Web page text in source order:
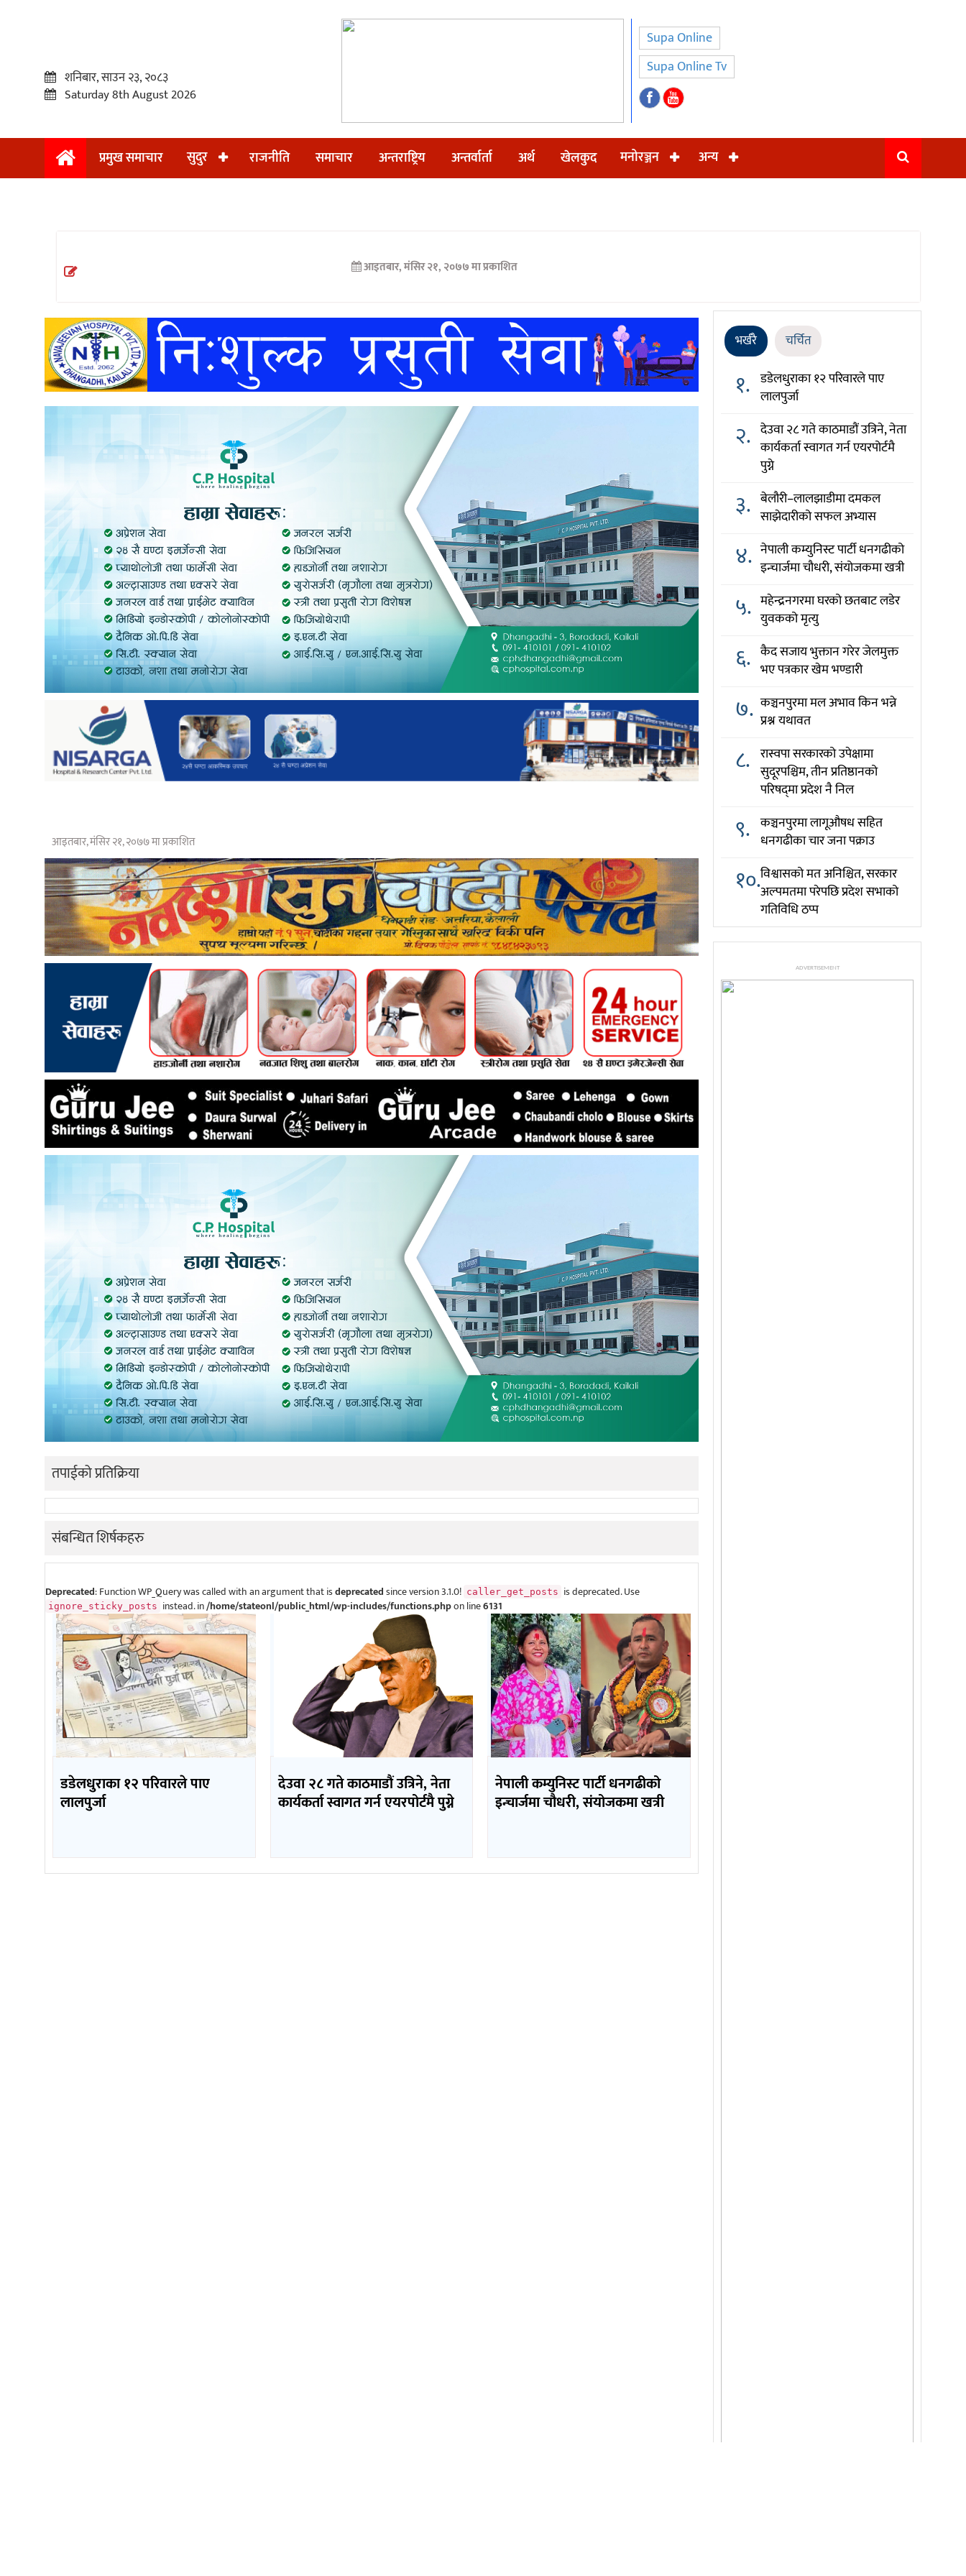
प्रमुख
अन्तराष्ट्रिय
अन्तर्वार्ता
खेलकुद
शनिबार, साउन २३, २०८३
Saturday 8th August 2026
Supa Online
Supa Online Tv
प्रमुख समाचार सुदुर राजनीति समाचार अन्तराष्ट्रिय अन्तर्वार्ता अर्थ खेलकुद मनोरञ्जन अन्य
आइतबार, मंसिर २१, २०७७ मा प्रकाशित
आइतबार, मंसिर २१, २०७७ मा प्रकाशित
तपाईको प्रतिक्रिया
संबन्धित शिर्षकहरु
Deprecated: Function WP_Query was called with an argument that isdeprecatedsince version 3.1.0! caller_get_posts is deprecated. Use
ignore_sticky_posts instead. in/home/stateonl/public_html/wp-includes/functions.phpon line6131
डडेलधुराका १२ परिवारले पाए
लालपुर्जा
देउवा २८ गते काठमाडौं उत्रिने, नेता
कार्यकर्ता स्वागत गर्न एयरपोर्टमै पुग्ने
नेपाली कम्युनिस्ट पार्टी धनगढीको
इन्चार्जमा चौधरी, संयोजकमा खत्री
भर्खरै चर्चित
१. डडेलधुराका १२ परिवारले पाए
लालपुर्जा
२. देउवा २८ गते काठमाडौं उत्रिने, नेता
कार्यकर्ता स्वागत गर्न एयरपोर्टमै
पुग्ने
३. बेलौरी–लालझाडीमा दमकल
साझेदारीको सफल अभ्यास
४. नेपाली कम्युनिस्ट पार्टी धनगढीको
इन्चार्जमा चौधरी, संयोजकमा खत्री
५. महेन्द्रनगरमा घरको छतबाट लडेर
युवकको मृत्यु
६. कैद सजाय भुक्तान गरेर जेलमुक्त
भए पत्रकार खेम भण्डारी
७. कञ्चनपुरमा मल अभाव किन भन्ने
प्रश्न यथावत
८. रास्वपा सरकारको उपेक्षामा
सुदूरपश्चिम, तीन प्रतिष्ठानको
परिषद्‌मा प्रदेश नै निल
९. कञ्चनपुरमा लागूऔषध सहित
धनगढीका चार जना पक्राउ
१०.विश्वासको मत अनिश्चित, सरकार
अल्पमतमा परेपछि प्रदेश सभाको
गतिविधि ठप्प
ADVERTISEMENT